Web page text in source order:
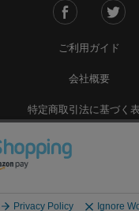
ご利用ガイド
会社概要
特定商取引法に基づく
ご利用規約
© YOKOHAMA DeNA BAYSTARS